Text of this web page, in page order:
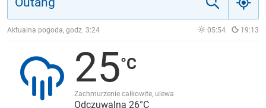
JAKOŚĆ POWIETRZA
Aktualna pogoda, godz. 3:24 05:54 19:13
25
Zachmurzenie całkowite, ulewa
Odczuwalna 26°C